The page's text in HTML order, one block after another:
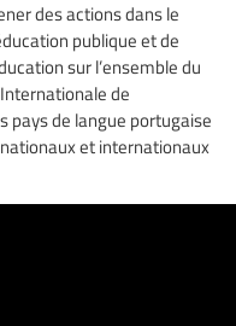
des actions dans le
publique et de
sur l’ensemble du
de
pays de langue portugaise
et internationaux